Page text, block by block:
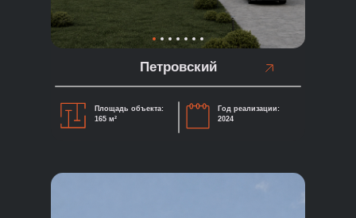
Петровский
Год реализации:
2024
Площадь объекта:
165 м²